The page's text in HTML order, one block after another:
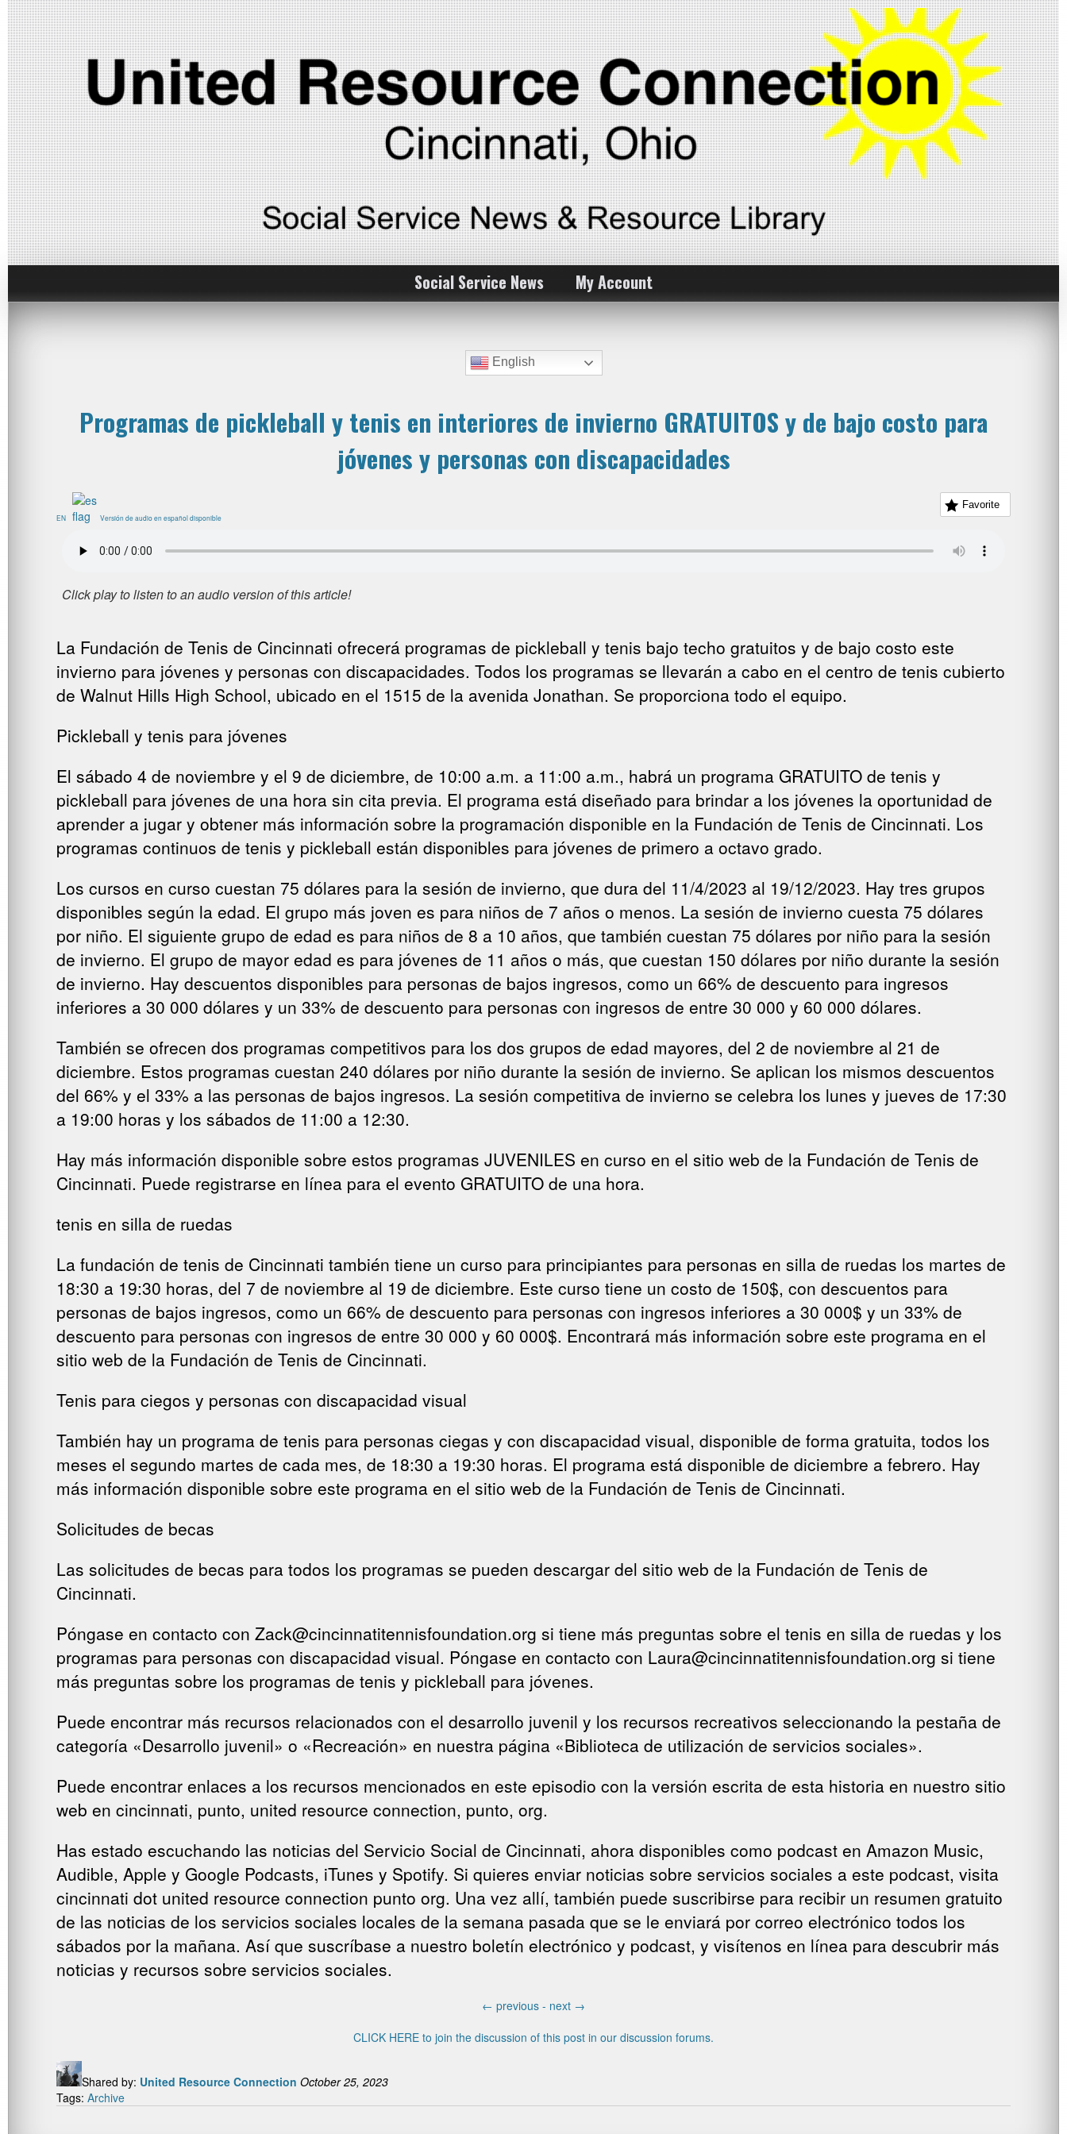
Social Service News My Account
English
Programas de pickleball y tenis en interiores de invierno GRATUITOS y de bajo costo para
jóvenes y personas con discapacidades
Favorite
EN Versión de audio en español disponible
La Fundación de Tenis de Cincinnati ofrecerá programas de pickleball y tenis bajo techo gratuitos y de bajo costo este
invierno para jóvenes y personas con discapacidades. Todos los programas se llevarán a cabo en el centro de tenis cubierto
de Walnut Hills High School, ubicado en el 1515 de la avenida Jonathan. Se proporciona todo el equipo.
Pickleball y tenis para jóvenes
El sábado 4 de noviembre y el 9 de diciembre, de 10:00 a.m. a 11:00 a.m., habrá un programa GRATUITO de tenis y
pickleball para jóvenes de una hora sin cita previa. El programa está diseñado para brindar a los jóvenes la oportunidad de
aprender a jugar y obtener más información sobre la programación disponible en la Fundación de Tenis de Cincinnati. Los
programas continuos de tenis y pickleball están disponibles para jóvenes de primero a octavo grado.
Los cursos en curso cuestan 75 dólares para la sesión de invierno, que dura del 11/4/2023 al 19/12/2023. Hay tres grupos
disponibles según la edad. El grupo más joven es para niños de 7 años o menos. La sesión de invierno cuesta 75 dólares
por niño. El siguiente grupo de edad es para niños de 8 a 10 años, que también cuestan 75 dólares por niño para la sesión
de invierno. El grupo de mayor edad es para jóvenes de 11 años o más, que cuestan 150 dólares por niño durante la sesión
de invierno. Hay descuentos disponibles para personas de bajos ingresos, como un 66% de descuento para ingresos
inferiores a 30 000 dólares y un 33% de descuento para personas con ingresos de entre 30 000 y 60 000 dólares.
También se ofrecen dos programas competitivos para los dos grupos de edad mayores, del 2 de noviembre al 21 de
diciembre. Estos programas cuestan 240 dólares por niño durante la sesión de invierno. Se aplican los mismos descuentos
del 66% y el 33% a las personas de bajos ingresos. La sesión competitiva de invierno se celebra los lunes y jueves de 17:30
a 19:00 horas y los sábados de 11:00 a 12:30.
Hay más información disponible sobre estos programas JUVENILES en curso en el sitio web de la Fundación de Tenis de
Cincinnati. Puede registrarse en línea para el evento GRATUITO de una hora.
tenis en silla de ruedas
La fundación de tenis de Cincinnati también tiene un curso para principiantes para personas en silla de ruedas los martes de
18:30 a 19:30 horas, del 7 de noviembre al 19 de diciembre. Este curso tiene un costo de 150$, con descuentos para
personas de bajos ingresos, como un 66% de descuento para personas con ingresos inferiores a 30 000$ y un 33% de
descuento para personas con ingresos de entre 30 000 y 60 000$. Encontrará más información sobre este programa en el
sitio web de la Fundación de Tenis de Cincinnati.
Tenis para ciegos y personas con discapacidad visual
También hay un programa de tenis para personas ciegas y con discapacidad visual, disponible de forma gratuita, todos los
meses el segundo martes de cada mes, de 18:30 a 19:30 horas. El programa está disponible de diciembre a febrero. Hay
más información disponible sobre este programa en el sitio web de la Fundación de Tenis de Cincinnati.
Solicitudes de becas
Las solicitudes de becas para todos los programas se pueden descargar del sitio web de la Fundación de Tenis de
Cincinnati.
Póngase en contacto con Zack@cincinnatitennisfoundation.org si tiene más preguntas sobre el tenis en silla de ruedas y los
programas para personas con discapacidad visual. Póngase en contacto con Laura@cincinnatitennisfoundation.org si tiene
más preguntas sobre los programas de tenis y pickleball para jóvenes.
Puede encontrar más recursos relacionados con el desarrollo juvenil y los recursos recreativos seleccionando la pestaña de
categoría «Desarrollo juvenil» o «Recreación» en nuestra página «Biblioteca de utilización de servicios sociales».
Puede encontrar enlaces a los recursos mencionados en este episodio con la versión escrita de esta historia en nuestro sitio
web en cincinnati, punto, united resource connection, punto, org.
Has estado escuchando las noticias del Servicio Social de Cincinnati, ahora disponibles como podcast en Amazon Music,
Audible, Apple y Google Podcasts, iTunes y Spotify. Si quieres enviar noticias sobre servicios sociales a este podcast, visita
cincinnati dot united resource connection punto org. Una vez allí, también puede suscribirse para recibir un resumen gratuito
de las noticias de los servicios sociales locales de la semana pasada que se le enviará por correo electrónico todos los
sábados por la mañana. Así que suscríbase a nuestro boletín electrónico y podcast, y visítenos en línea para descubrir más
noticias y recursos sobre servicios sociales.
← previous - next →
CLICK HERE to join the discussion of this post in our discussion forums.
Shared by: United Resource Connection October 25, 2023
Tags: Archive